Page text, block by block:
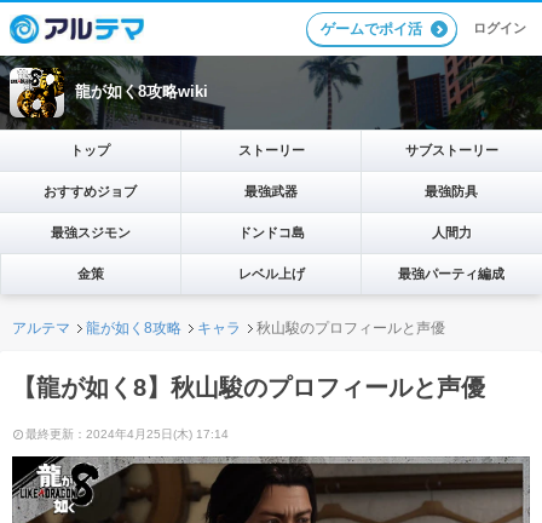
ゲームでポイ活 ログイン
龍が如く8攻略wiki
トップ ストーリー サブストーリー
おすすめジョブ 最強武器 最強防具
最強スジモン ドンドコ島 人間力
金策 レベル上げ 最強パーティ編成
アルテマ 龍が如く8攻略 キャラ 秋山駿のプロフィールと声優
【龍が如く8】秋山駿のプロフィールと声優
最終更新：2024年4月25日(木) 17:14